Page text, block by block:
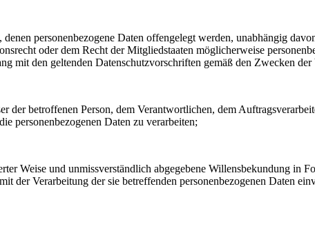
personenbezogene Daten offengelegt werden, unabhängig
oder dem Recht der Mitgliedstaaten möglicherweise
mit den geltenden Datenschutzvorschriften gemäß den Zwecken der
betroffenen Person, dem Verantwortlichen, dem
personenbezogenen Daten zu verarbeiten;
Weise und unmissverständlich abgegebene Willensbekundung in
der Verarbeitung der sie betreffenden personenbezogenen Daten